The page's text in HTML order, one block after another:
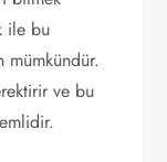
ile bu
mümkündür.
ve bu